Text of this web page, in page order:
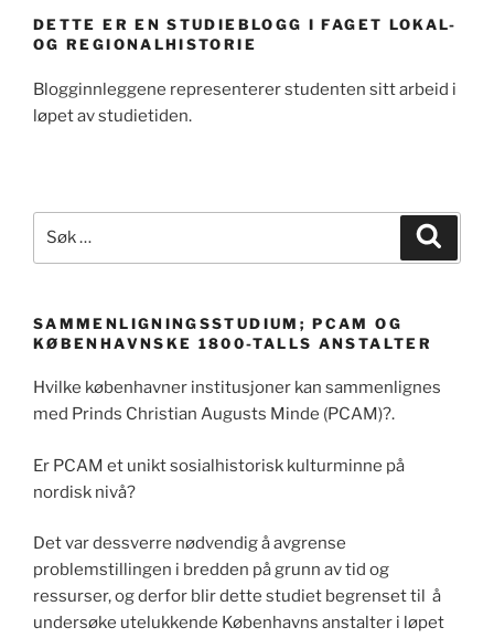
DETTE ER EN STUDIEBLOGG I FAGET LOKAL-
OG REGIONALHISTORIE
Blogginnleggene representerer studenten sitt arbeid i
løpet av studietiden.
etter:
SAMMENLIGNINGSSTUDIUM; PCAM OG
KØBENHAVNSKE 1800-TALLS ANSTALTER
Hvilke københavner institusjoner kan sammenlignes
med Prinds Christian Augusts Minde (PCAM)?.
Er PCAM et unikt sosialhistorisk kulturminne på
nordisk nivå?
Det var dessverre nødvendig å avgrense
problemstillingen i bredden på grunn av tid og
ressurser, og derfor blir dette studiet begrenset til å
undersøke utelukkende Københavns anstalter i løpet